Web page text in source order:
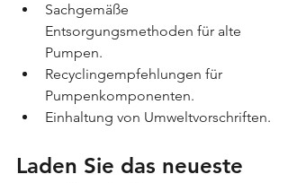
Sachgemäße
Entsorgungsmethoden für alte
Pumpen.
Recyclingempfehlungen für
Pumpenkomponenten.
Einhaltung von Umweltvorschriften.
Laden Sie das neueste